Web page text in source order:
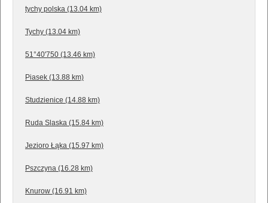
tychy polska (13.04 km)
Tychy (13.04 km)
51°40'750 (13.46 km)
Piasek (13.88 km)
Studzienice (14.88 km)
Ruda Slaska (15.84 km)
Jezioro Łąka (15.97 km)
Pszczyna (16.28 km)
Knurow (16.91 km)